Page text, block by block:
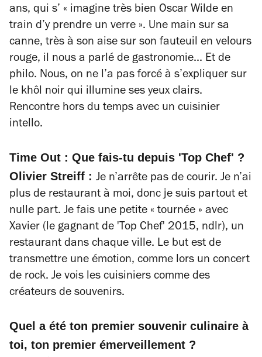
ans, qui s’ « imagine très bien Oscar Wilde en
train d’y prendre un verre ». Une main sur sa
canne, très à son aise sur son fauteuil en velours
rouge, il nous a parlé de gastronomie... Et de
philo. Nous, on ne l’a pas forcé à s’expliquer sur
le khôl noir qui illumine ses yeux clairs.
Rencontre hors du temps avec un cuisinier
intello.
Time Out : Que fais-tu depuis 'Top Chef' ?
Olivier Streiff : Je n’arrête pas de courir. Je n’ai
plus de restaurant à moi, donc je suis partout et
nulle part. Je fais une petite « tournée » avec
Xavier (le gagnant de 'Top Chef' 2015, ndlr), un
restaurant dans chaque ville. Le but est de
transmettre une émotion, comme lors un concert
de rock. Je vois les cuisiniers comme des
créateurs de souvenirs.
Quel a été ton premier souvenir culinaire à
toi, ton premier émerveillement ?